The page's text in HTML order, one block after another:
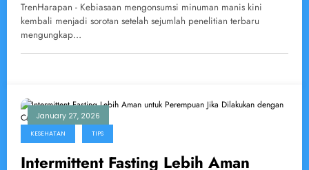
TrenHarapan - Kebiasaan mengonsumsi minuman manis kini
kembali menjadi sorotan setelah sejumlah penelitian terbaru
mengungkap…
January 27, 2026
KESEHATAN TIPS
Intermittent Fasting Lebih Aman